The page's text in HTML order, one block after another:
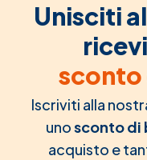
Unisciti
sconto
Iscriviti alla
unosconto di
acquisto e